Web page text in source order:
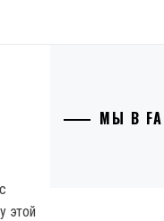
этой
МЫ В